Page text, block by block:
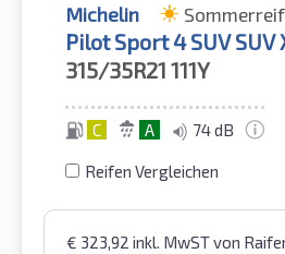
Michelin
Pilot Sport 4 SUV SUV
315/35R21 111Y
C A 74 dB
Reifen Vergleichen
€ 323,92 inkl. MwSTvon